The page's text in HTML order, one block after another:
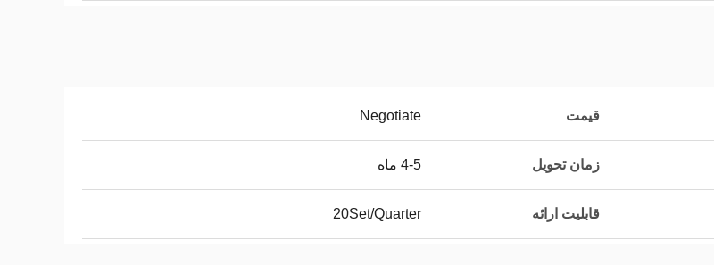
قیمت Negotiate
زمان تحویل 4-5 ماه
قابلیت ارائه 20Set/Quarter